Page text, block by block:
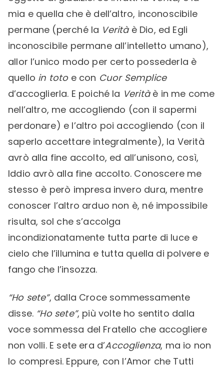
mia e quella che è dell’altro, inconoscibile
permane (perché la Veritàè Dio, ed Egli
inconoscibile permane all’intelletto umano),
allor l’unico modo per certo possederla è
quello in totoe con Cuor Semplice
d’accoglierla. E poiché la Veritàè in me come
nell’altro, me accogliendo (con il sapermi
perdonare) e l’altro poi accogliendo (con il
saperlo accettare integralmente), la Verità
avrò alla fine accolto, ed all’unisono, così,
Iddio avrò alla fine accolto. Conoscere me
stesso è però impresa invero dura, mentre
conoscer l’altro arduo non è, né impossibile
risulta, sol che s’accolga
incondizionatamente tutta parte di luce e
cielo che l’illumina e tutta quella di polvere e
fango che l’insozza.
“Ho sete”, dalla Croce sommessamente
disse. “Ho sete”, più volte ho sentito dalla
voce sommessa del Fratello che accogliere
non volli. E sete era d’Accoglienza, ma io non
lo compresi. Eppure, con l’Amor che Tutti